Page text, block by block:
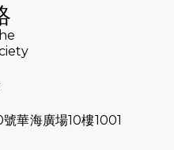
公里分享暨香港傷健共
晚宴】
常練習 - 7月9日（19:00
華海廣場10樓1001